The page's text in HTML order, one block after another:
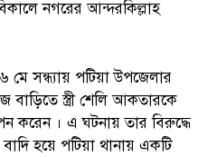
নগরের আন্দরকিল্লাহ
মে সন্ধ্যায় পটিয়া উপজেলার
বাড়িতে স্ত্রী শেলি আকতারকে
করেন । এ ঘটনায় তার বিরুদ্ধে
হয়ে পটিয়া থানায় একটি